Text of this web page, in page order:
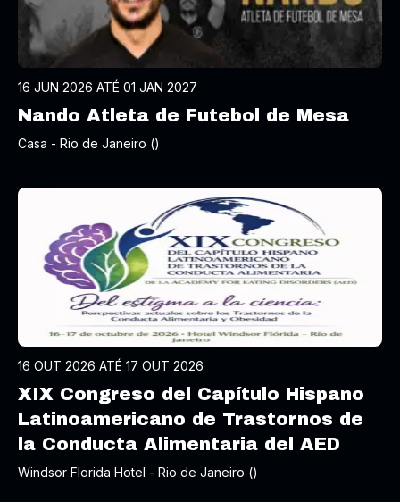
16 JUN 2026 ATÉ 01 JAN 2027
Nando Atleta de Futebol de Mesa
Casa - Rio de Janeiro ()
16 OUT 2026 ATÉ 17 OUT 2026
XIX Congreso del Capítulo Hispano
Latinoamericano de Trastornos de
la Conducta Alimentaria del AED
Windsor Florida Hotel - Rio de Janeiro ()